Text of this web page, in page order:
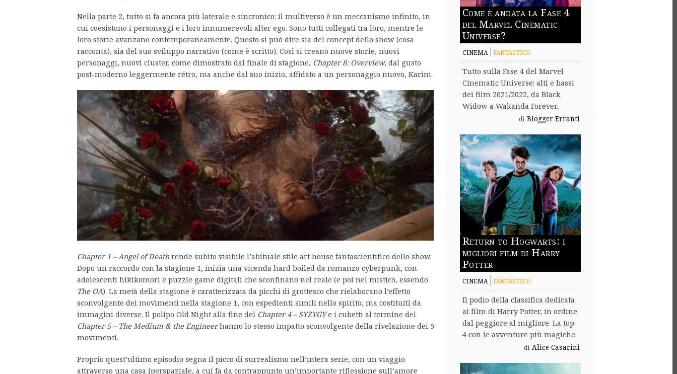
Nella parte 2, tutto si fa ancora più laterale e sincronico: il multiverso è un meccanismo infinito, in
cui coesistono i personaggi e i loro innumerevoli alter ego. Sono tutti collegati tra loro, mentre le
loro storie avanzano contemporaneamente. Questo si può dire sia del concept dello show (cosa
racconta), sia del suo sviluppo narrativo (come è scritto). Così si creano nuove storie, nuovi
personaggi, nuovi cluster, come dimostrato dal finale di stagione, Chapter 8: Overview, dal gusto
post-moderno leggermente rétro, ma anche dal suo inizio, affidato a un personaggio nuovo, Karim.
Chapter 1 – Angel of Deathrende subito visibile l’abituale stile art house fantascientifico dello show.
Dopo un raccordo con la stagione 1, inizia una vicenda hard boiled da romanzo cyberpunk, con
adolescenti hikikomori e puzzle game digitali che sconfinano nel reale (e poi nel mistico, essendo
The OA). La metà della stagione è caratterizzata da picchi di grottesco che rielaborano l’effetto
sconvolgente dei movimenti nella stagione 1, con espedienti simili nello spirito, ma costituiti da
immagini diverse. Il polipo Old Night alla fine del Chapter 4 – SYZYGYe i cubetti al termine del
Chapter 5 – The Medium & the Engineerhanno lo stesso impatto sconvolgente della rivelazione dei 5
movimenti.
Proprio quest’ultimo episodio segna il picco di surrealismo nell’intera serie, con un viaggio
attraverso una casa iperspaziale, a cui fa da contrappunto un’importante riflessione sull’amore
Come è andata la Fase 4
del Marvel Cinematic
Universe?
CINEMA FANTASTICO
Tutto sulla Fase 4 del Marvel
Cinematic Universe: alti e bassi
dei film 2021/2022, da Black
Widow a Wakanda Forever.
di Blogger Erranti
Return to Hogwarts: i
migliori film di Harry
Potter
CINEMA FANTASTICO
Il podio della classifica dedicata
ai film di Harry Potter, in ordine
dal peggiore al migliore. La top
4 con le avventure più magiche.
di Alice Casarini